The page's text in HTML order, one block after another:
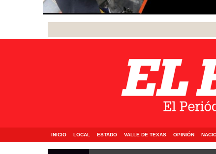
INICIO LOCAL ESTADO VALLE DE TEXAS OPINIÓN